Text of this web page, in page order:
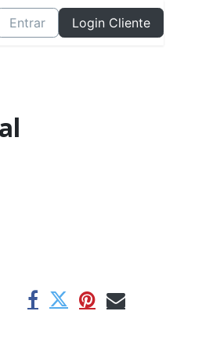
Entrar Login Cliente